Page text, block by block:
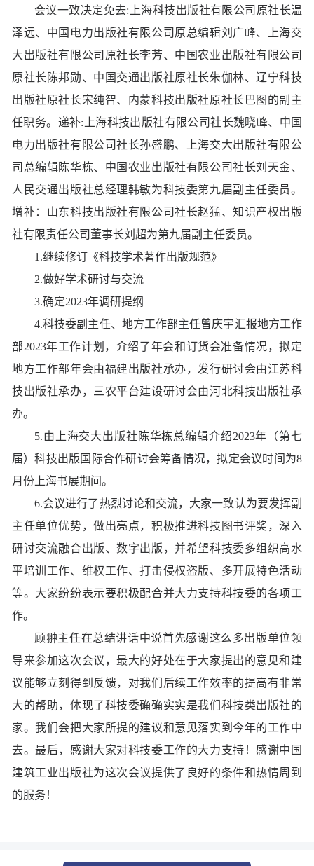
会议一致决定免去:上海科技出版社有限公司原社长温
泽远、中国电力出版社有限公司原总编辑刘广峰、上海交
大出版社有限公司原社长李芳、中国农业出版社有限公司
原社长陈邦勋、中国交通出版社原社长朱伽林、辽宁科技
出版社原社长宋纯智、内蒙科技出版社原社长巴图的副主
任职务。递补:上海科技出版社有限公司社长魏晓峰、中国
电力出版社有限公司社长孙盛鹏、上海交大出版社有限公
司总编辑陈华栋、中国农业出版社有限公司社长刘天金、
人民交通出版社总经理韩敏为科技委第九届副主任委员。
增补：山东科技出版社有限公司社长赵猛、知识产权出版
社有限责任公司董事长刘超为第九届副主任委员。
1.继续修订《科技学术著作出版规范》
2.做好学术研讨与交流
3.确定2023年调研提纲
4.科技委副主任、地方工作部主任曾庆宇汇报地方工作
部2023年工作计划，介绍了年会和订货会准备情况，拟定
地方工作部年会由福建出版社承办，发行研讨会由江苏科
技出版社承办，三农平台建设研讨会由河北科技出版社承
办。
5.由上海交大出版社陈华栋总编辑介绍2023年（第七
届）科技出版国际合作研讨会筹备情况，拟定会议时间为8
月份上海书展期间。
6.会议进行了热烈讨论和交流，大家一致认为要发挥副
主任单位优势，做出亮点，积极推进科技图书评奖，深入
研讨交流融合出版、数字出版，并希望科技委多组织高水
平培训工作、维权工作、打击侵权盗版、多开展特色活动
等。大家纷纷表示要积极配合并大力支持科技委的各项工
作。
顾翀主任在总结讲话中说首先感谢这么多出版单位领
导来参加这次会议，最大的好处在于大家提出的意见和建
议能够立刻得到反馈，对我们后续工作效率的提高有非常
大的帮助，体现了科技委确确实实是我们科技类出版社的
家。我们会把大家所提的建议和意见落实到今年的工作中
去。最后，感谢大家对科技委工作的大力支持！感谢中国
建筑工业出版社为这次会议提供了良好的条件和热情周到
的服务！